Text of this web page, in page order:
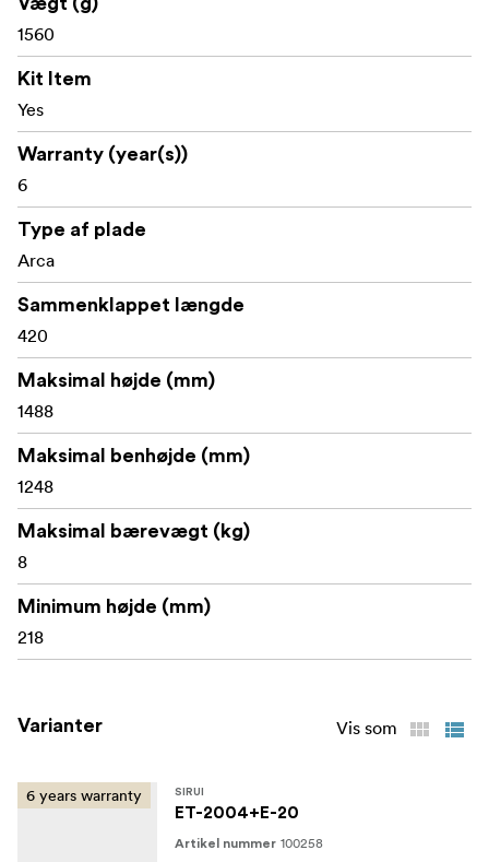
1560
Kit Item
Yes
Warranty (year(s))
6
Type af plade
Arca
Sammenklappet længde
420
Maksimal højde (mm)
1488
Maksimal benhøjde (mm)
1248
Maksimal bærevægt (kg)
8
Minimum højde (mm)
218
Varianter Vis som
6 years warranty SIRUI
ET-2004+E-20
Artikel nummer 100258